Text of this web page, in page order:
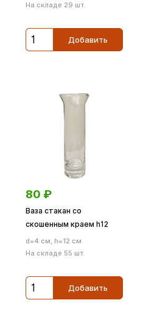
На складе 29 шт.
Добавить
80 ₽
Ваза стакан со
скошенным краем h12
d=4 см, h=12 см
На складе 55 шт.
Добавить